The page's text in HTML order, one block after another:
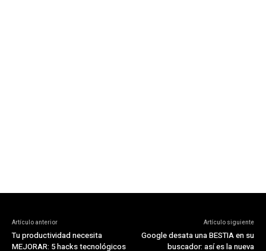
Artículo anterior
Tu productividad necesita
MEJORAR: 5 hacks tecnológicos
Artículo siguiente
Google desata una BESTIA en su
buscador: así es la nueva